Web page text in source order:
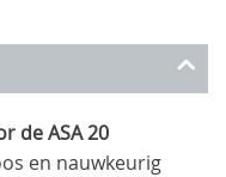
de ASA 20
en nauwkeurig